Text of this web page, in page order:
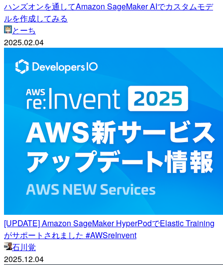
ハンズオンを通してAmazon SageMaker AIでカスタムモデ
ルを作成してみる
とーち
2025.02.04
[UPDATE] Amazon SageMaker HyperPodでElastic Training
がサポートされました #AWSreInvent
石川覚
2025.12.04